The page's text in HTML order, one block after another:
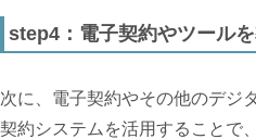
step4：電子契約やツール
次に、電子契約やその他のデジ
契約システムを活用することで